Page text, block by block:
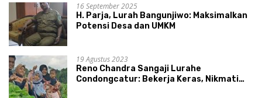
16 September 2025
H. Parja, Lurah Bangunjiwo: Maksimalkan
Potensi Desa dan UMKM
19 Agustus 2023
Reno Chandra Sangaji Lurahe
Condongcatur: Bekerja Keras, Nikmati